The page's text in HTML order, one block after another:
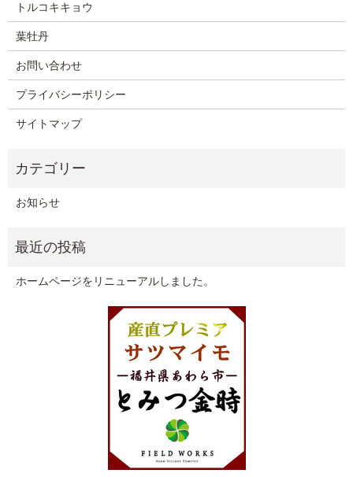
トルコキキョウ
葉牡丹
お問い合わせ
プライバシーポリシー
サイトマップ
お知らせ
ホームページをリニューアルしました。